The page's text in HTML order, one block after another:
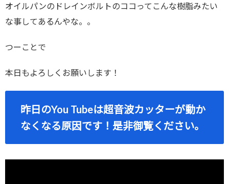
オイルパンのドレインボルトのココってこんな樹脂みたい
な事してあるんやな。。
つーことで
本日もよろしくお願いします！
昨日のYou Tubeは超音波カッターが動か
なくなる原因です！是非御覧ください。